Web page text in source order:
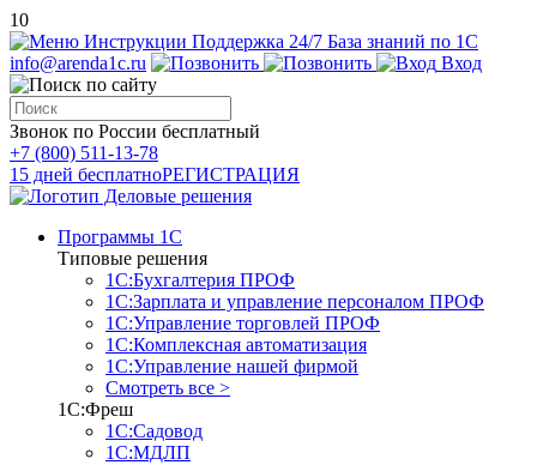
10
Инструкции Поддержка 24/7 База знаний по 1С
info@arenda1c.ru
Вход
Звонок по России бесплатный
+7 (800) 511-13-78
15 дней бесплатноРЕГИСТРАЦИЯ
Программы 1С
Типовые решения
1С:Бухгалтерия ПРОФ
1С:Зарплата и управление персоналом ПРОФ
1С:Управление торговлей ПРОФ
1С:Комплексная автоматизация
1С:Управление нашей фирмой
Смотреть все >
1С:Фреш
1С:Садовод
1С:МДЛП